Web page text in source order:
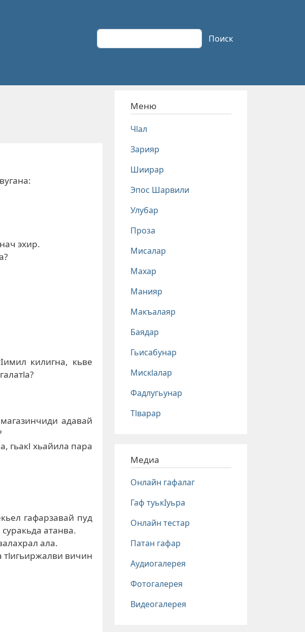
Поиск Поиск
эхир.
килигна, кьве
адавай
гьакl хьайила пара
гафарзавай пуд
атанва.
ала.
тlигьиржалви вичин
Меню
Чlал
Зарияр
Шиирар
Эпос Шарвили
Улубар
Проза
Мисалар
Махар
Манияр
Макъалаяр
Баядар
Гьисабунар
Мискlалар
Фадлугьунар
Тlварар
Медиа
Онлайн гафалаг
Гаф туькIуьра
Онлайн тестар
Патан гафар
Аудиогалерея
Фотогалерея
Видеогалерея